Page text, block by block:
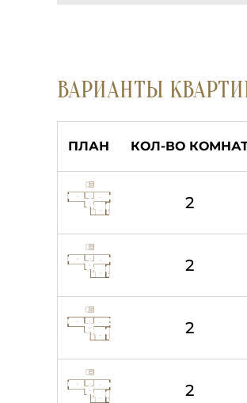
ВАРИАНТЫ
ПЛАН КОЛ-ВО
2
2
2
2